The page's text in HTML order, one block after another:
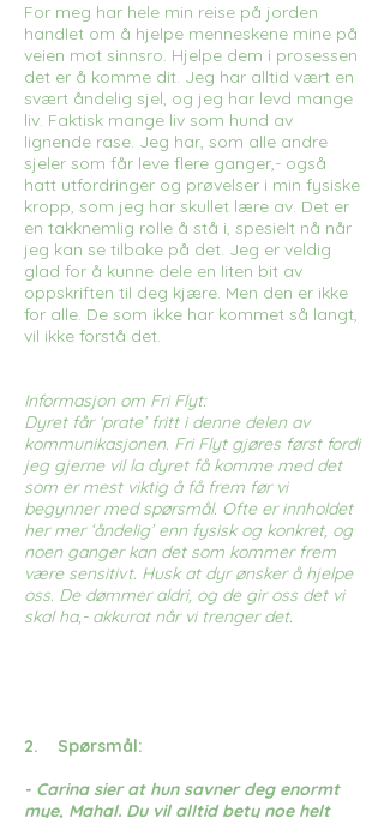
For meg har hele min reise på jorden
handlet om å hjelpe menneskene mine på
veien mot sinnsro. Hjelpe dem i prosessen
det er å komme dit. Jeg har alltid vært en
svært åndelig sjel, og jeg har levd mange
liv. Faktisk mange liv som hund av
lignende rase. Jeg har, som alle andre
sjeler som får leve flere ganger,- også
hatt utfordringer og prøvelser i min fysiske
kropp, som jeg har skullet lære av. Det er
en takknemlig rolle å stå i, spesielt nå når
jeg kan se tilbake på det. Jeg er veldig
glad for å kunne dele en liten bit av
oppskriften til deg kjære. Men den er ikke
for alle. De som ikke har kommet så langt,
vil ikke forstå det.
Informasjon om Fri Flyt:
Dyret får ‘prate’ fritt i denne delen av
kommunikasjonen. Fri Flyt gjøres først fordi
jeg gjerne vil la dyret få komme med det
som er mest viktig å få frem før vi
begynner med spørsmål. Ofte er innholdet
her mer ‘åndelig’ enn fysisk og konkret, og
noen ganger kan det som kommer frem
være sensitivt. Husk at dyr ønsker å hjelpe
oss. De dømmer aldri, og de gir oss det vi
skal ha,- akkurat når vi trenger det.
2. Spørsmål:
- Carina sier at hun savner deg enormt
mye, Mahal. Du vil alltid bety noe helt